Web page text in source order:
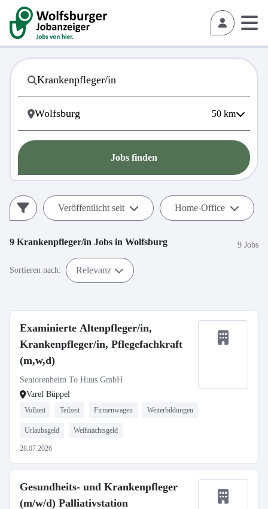
50 km
Jobs finden
Veröffentlicht seit Home-Office
9 Krankenpfleger/in Jobs in Wolfsburg 9 Jobs
Sortieren nach: Relevanz
Examinierte Altenpfleger/in,
Krankenpfleger/in, Pflegefachkraft
(m,w,d)
Seniorenheim To Huus GmbH
Varel Büppel
Vollzeit Teilzeit Firmenwagen Weiterbildungen
Urlaubsgeld Weihnachtsgeld
28.07.2026
Gesundheits- und Krankenpfleger
(m/w/d) Palliativstation